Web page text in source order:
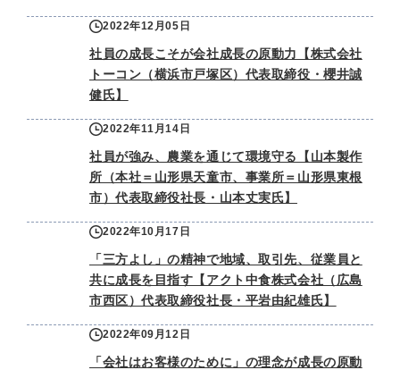
2022年12月05日
社員の成長こそが会社成長の原動力【株式会社
トーコン（横浜市戸塚区）代表取締役・櫻井誠
健氏】
2022年11月14日
社員が強み、農業を通じて環境守る【山本製作
所（本社＝山形県天童市、事業所＝山形県東根
市）代表取締役社長・山本丈実氏】
2022年10月17日
「三方よし」の精神で地域、取引先、従業員と
共に成長を目指す【アクト中食株式会社（広島
市西区）代表取締役社長・平岩由紀雄氏】
2022年09月12日
「会社はお客様のために」の理念が成長の原動